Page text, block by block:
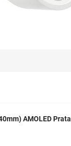
AMOLED Prata